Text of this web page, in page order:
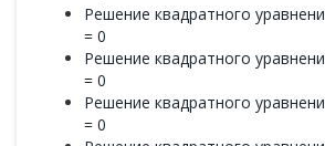
Решение квадратного
= 0
Решение квадратного
= 0
Решение квадратного
= 0